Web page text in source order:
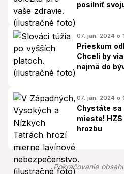
posilniť
07. jan. 2024 o
Prieskum
Chceli by
najmä do
07. jan. 2024 o
Chystáte sa
mieste!
hrozbu
Pokračovanie